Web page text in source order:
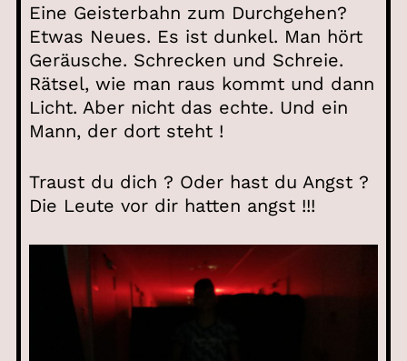
Eine Geisterbahn zum Durchgehen?
Etwas Neues. Es ist dunkel. Man hört
Geräusche. Schrecken und Schreie.
Rätsel, wie man raus kommt und dann
Licht. Aber nicht das echte. Und ein
Mann, der dort steht !
Traust du dich ? Oder hast du Angst ?
Die Leute vor dir hatten angst !!!